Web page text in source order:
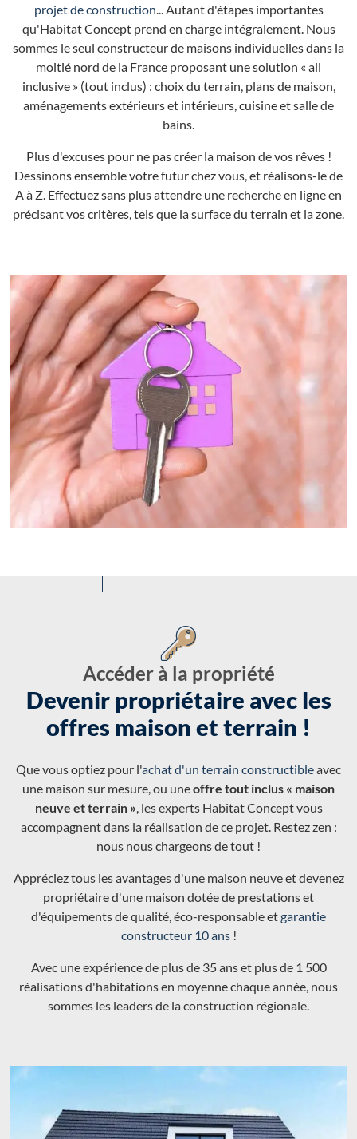
projet de construction... Autant d'étapes importantes
qu'Habitat Concept prend en charge intégralement. Nous
sommes le seul constructeur de maisons individuelles dans la
moitié nord de la France proposant une solution « all
inclusive » (tout inclus) : choix du terrain, plans de maison,
aménagements extérieurs et intérieurs, cuisine et salle de
bains.
Plus d'excuses pour ne pas créer la maison de vos rêves !
Dessinons ensemble votre futur chez vous, et réalisons-le de
A à Z. Effectuez sans plus attendre une recherche en ligne en
précisant vos critères, tels que la surface du terrain et la zone.
Accéder à la propriété
Devenir propriétaire avec les
offres maison et terrain !
Que vous optiez pour l'achat d'un terrain constructibleavec
une maison sur mesure, ou uneoffre tout inclus « maison
neuve et terrain », les experts Habitat Concept vous
accompagnent dans la réalisation de ce projet. Restez zen :
nous nous chargeons de tout !
Appréciez tous les avantages d'une maison neuve et devenez
propriétaire d'une maison dotée de prestations et
d'équipements de qualité, éco-responsable etgarantie
constructeur 10 ans!
Avec une expérience de plus de 35 ans et plus de 1 500
réalisations d'habitations en moyenne chaque année, nous
sommes les leaders de la construction régionale.